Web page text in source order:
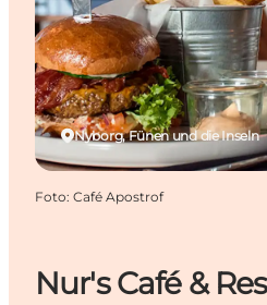
Unterkünfte
Reiseplanung
Nur's Café &
Nyborg, Fünen und die Inseln
Foto: Café Apostrof